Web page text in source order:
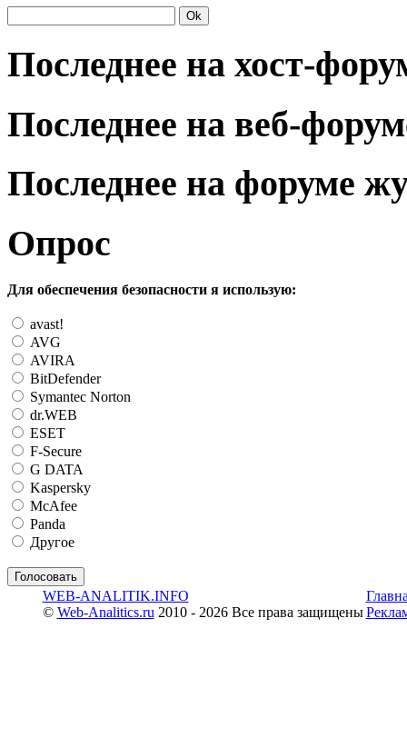
Последнее на хост-
Последнее на веб-
Последнее на форуме
Опрос
Для обеспечения безопасности я использую:
avast!
AVG
AVIRA
BitDefender
Symantec Norton
dr.WEB
ESET
F-Secure
G DATA
Kaspersky
McAfee
Panda
Другое
WEB-ANALITIK.INFO
© Web-Analitics.ru 2010 - 2026 Все права защищены